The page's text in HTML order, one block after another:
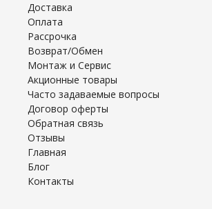
Доставка
Оплата
Рассрочка
Возврат/Обмен
Монтаж и Сервис
Акционные товары
Часто задаваемые вопросы
Договор оферты
Обратная связь
Отзывы
Главная
Блог
Контакты